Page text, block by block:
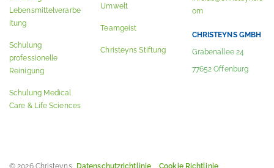
Lebensmittelverarbe
itung
Schulung
professionelle
Reinigung
Schulung Medical
Care & Life Sciences
Umwelt
Teamgeist
Christeyns Stiftung
om
CHRISTEYNS GMBH
Grabenallee 24
77652 Offenburg
© 2026 Christeyns. Datenschutzrichtlinie Cookie Richtlinie